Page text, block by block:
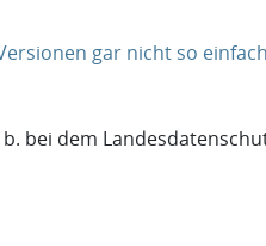
gar nicht so einfach
bei dem